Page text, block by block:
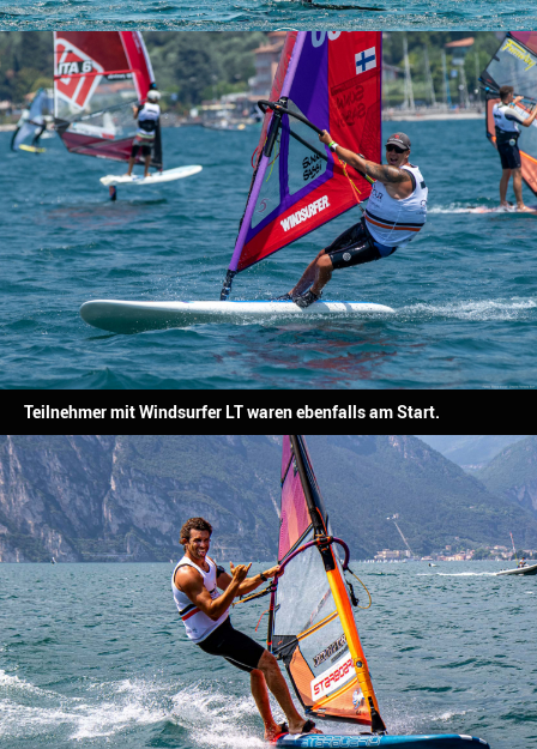
Teilnehmer mit Windsurfer LT waren ebenfalls am Start.